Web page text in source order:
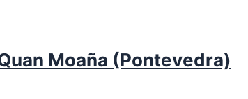
Moaña (Pontevedra)